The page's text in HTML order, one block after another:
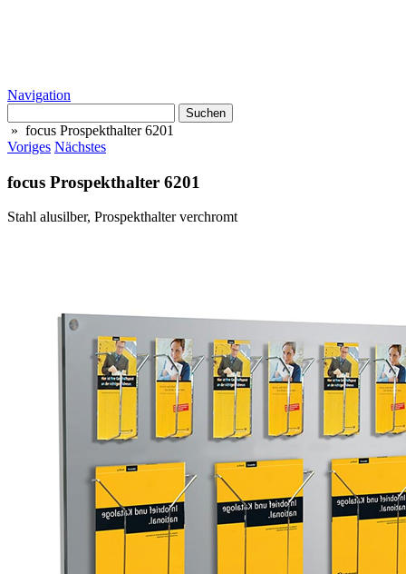
Navigation
nach:
» focus Prospekthalter 6201
Voriges Nächstes
focus Prospekthalter 6201
Stahl alusilber, Prospekthalter verchromt